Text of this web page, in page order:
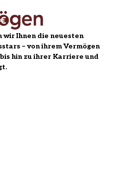
wir Ihnen die neuesten
– von ihrem Vermögen
hin zu ihrer Karriere und